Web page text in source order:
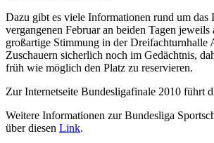
Dazu gibt es viele Informationen rund um das
vergangenen Februar an beiden Tagen
großartige Stimmung in der Dreifachturnhalle
Zuschauern sicherlich noch im Gedächtnis,
früh wie möglich den Platz zu reservieren.
Zur Internetseite Bundesligafinale 2010 führt
Weitere Informationen zur Bundesliga
über diesen Link.